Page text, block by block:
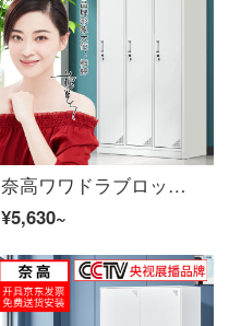
奈高ワワドラブロッカー従業員ロッカー三門ワウドロブブ厚いお金
¥5,630~